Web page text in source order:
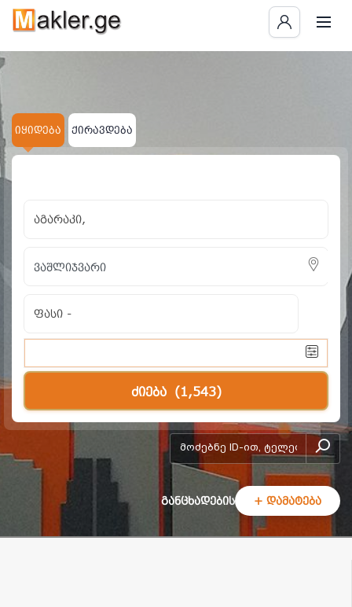
იყიდება ქირავდება
აგარაკი,
ფასი -
ძიება (1,543)
add-form
განცხადების + დამატება